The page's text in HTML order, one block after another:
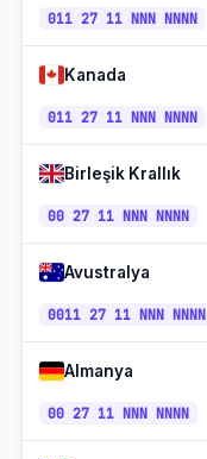
Yaylar
Vodacom Mobil
MTN Mobil
Hücre C Mobil
Telekom Mobil
011 27 11 NNN NNNN
Kanada
011 27 11 NNN NNNN
Birleşik Krallık
00 27 11 NNN NNNN
Avustralya
0011 27 11 NNN NNNN
Almanya
00 27 11 NNN NNNN